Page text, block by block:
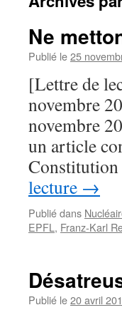
Ne
Publié le25
[Lettre de
novembre
novembre
un article
lecture →
Publié dans
EPFL , Franz-Karl
Publié le20 avril